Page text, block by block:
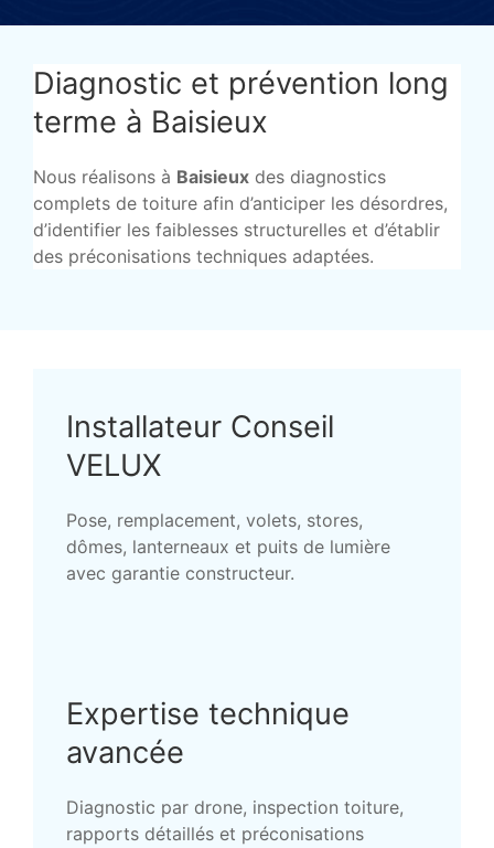
Diagnostic et prévention long
terme à Baisieux
Nous réalisons à Baisieux des diagnostics
complets de toiture afin d’anticiper les désordres,
d’identifier les faiblesses structurelles et d’établir
des préconisations techniques adaptées.
Installateur Conseil
VELUX
Pose, remplacement, volets, stores,
dômes, lanterneaux et puits de lumière
avec garantie constructeur.
Expertise technique
avancée
Diagnostic par drone, inspection toiture,
rapports détaillés et préconisations